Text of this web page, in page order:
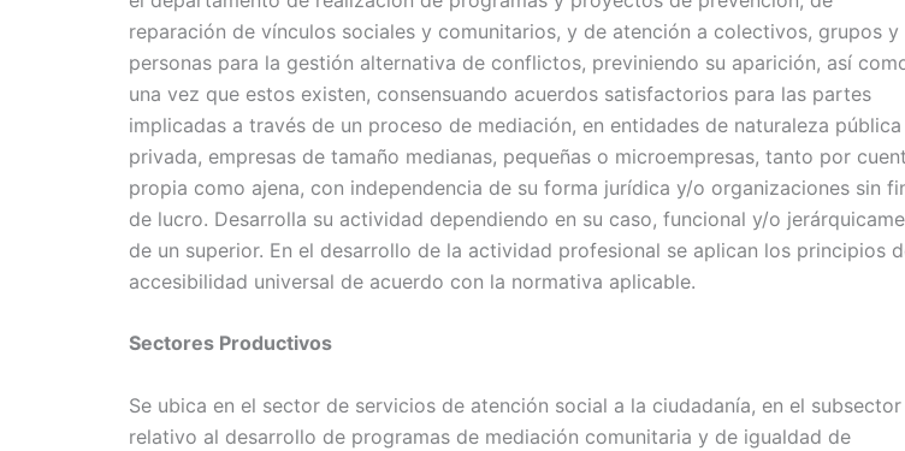
reparación de vínculos sociales y comunitarios, y de atención a colectivos, grupos y
personas para la gestión alternativa de conflictos, previniendo su aparición, así
una vez que estos existen, consensuando acuerdos satisfactorios para las partes
implicadas a través de un proceso de mediación, en entidades de naturaleza
privada, empresas de tamaño medianas, pequeñas o microempresas, tanto por
propia como ajena, con independencia de su forma jurídica y/o organizaciones sin
de lucro. Desarrolla su actividad dependiendo en su caso, funcional y/o
de un superior. En el desarrollo de la actividad profesional se aplican los principios
accesibilidad universal de acuerdo con la normativa aplicable.
Sectores Productivos
Se ubica en el sector de servicios de atención social a la ciudadanía, en el subsector
relativo al desarrollo de programas de mediación comunitaria y de igualdad de